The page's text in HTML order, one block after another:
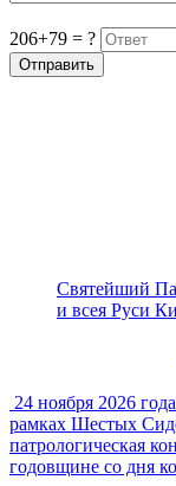
206+79 = ?
Святейший
и всея Руси
24 ноября 2026
рамках Шестых
патрологическая
годовщине со дня